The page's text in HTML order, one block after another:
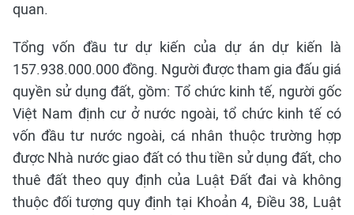
quan.
Tổng vốn đầu tư dự kiến của dự án dự kiến là
157.938.000.000 đồng. Người được tham gia đấu giá
quyền sử dụng đất, gồm: Tổ chức kinh tế, người gốc
Việt Nam định cư ở nước ngoài, tổ chức kinh tế có
vốn đầu tư nước ngoài, cá nhân thuộc trường hợp
được Nhà nước giao đất có thu tiền sử dụng đất, cho
thuê đất theo quy định của Luật Đất đai và không
thuộc đối tượng quy định tại Khoản 4, Điều 38, Luật